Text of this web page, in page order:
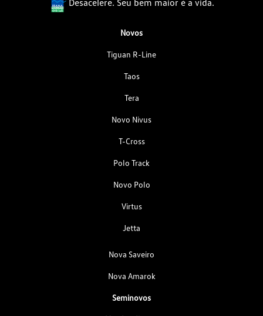
Novos
Tiguan R-Line
Taos
Tera
Novo Nivus
T-Cross
Polo Track
Novo Polo
Virtus
Jetta
Nova Saveiro
Nova Amarok
Seminovos